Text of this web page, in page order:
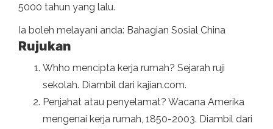
5000 tahun yang lalu.
Ia boleh melayani anda: Bahagian Sosial China
Rujukan
Whho mencipta kerja rumah? Sejarah ruji
sekolah. Diambil dari kajian.com.
Penjahat atau penyelamat? Wacana Amerika
mengenai kerja rumah, 1850-2003. Diambil dari